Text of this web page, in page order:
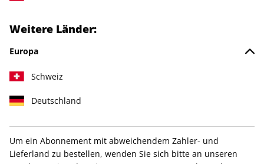
Liefergarantie
Weitere Länder:
Europa
Schweiz
Deutschland
Um ein Abonnement mit abweichendem Zahler- und
Lieferland zu bestellen, wenden Sie sich bitte an unseren